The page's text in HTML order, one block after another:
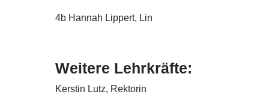
4b Hannah Lippert, Lin
Weitere Lehrkräfte:
Kerstin Lutz, Rektorin